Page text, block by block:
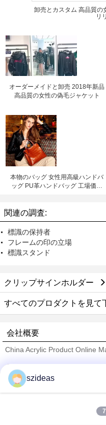
卸売とカスタム 高品質の
リ
オーダーメイドと卸売 2018年新品
高品質の女性の偽毛ジャケット
本物のバッグ 女性用高級ハンドバ
ッグ PU革ハンドバッグ 工場価格
関連の調査:
標識の保持者
フレームの印の立場
標識スタンド
クリップサインホルダー
すべてのプロダクトを見て
会社概要
China Acrylic Product Online
Trust Seal
szideas